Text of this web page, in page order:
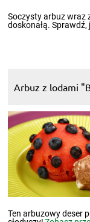
Soczysty arbuz wraz
doskonałą. Sprawdź,
Arbuz z lodami
Ten arbuzowy deser